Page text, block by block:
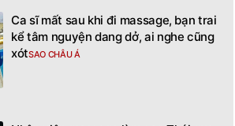
Ca sĩ mất sau khi đi massage, bạn trai
kể tâm nguyện dang dở, ai nghe cũng
xótSAO CHÂU Á